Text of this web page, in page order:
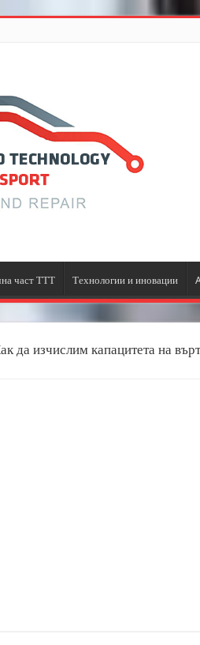
част ТТТ Технологии и иновации
да изчислим капацитета на